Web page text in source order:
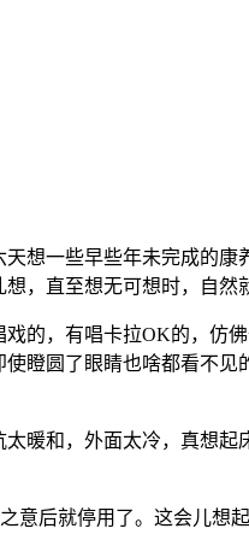
想一些早些年未完成的
，直至想无可想时，自然
的，有唱卡拉OK的，仿
瞪圆了眼睛也啥都看不
暖和，外面太冷，真想
后就停用了。这会儿想